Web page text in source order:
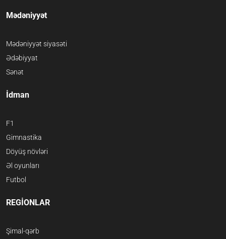
Mədəniyyət
Mədəniyyət siyasəti
Ədəbiyyat
Sənət
İdman
F1
Gimnastika
Döyüş növləri
Əl oyunları
Futbol
REGİONLAR
Şimal-qərb